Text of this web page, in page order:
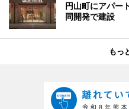
円山町にアパー
同開発で建設
もっ